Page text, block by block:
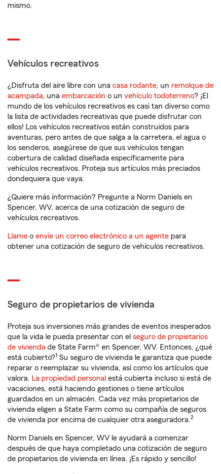
mismo.
Vehículos recreativos
¿Disfruta del aire libre con una casa rodante, un remolque de
acampada, una embarcación o un vehículo todoterreno? ¡El
mundo de los vehículos recreativos es casi tan diverso como
la lista de actividades recreativas que puede disfrutar con
ellos! Los vehículos recreativos están construidos para
aventuras, pero antes de que salga a la carretera, el agua o
los senderos, asegúrese de que sus vehículos tengan
cobertura de calidad diseñada específicamente para
vehículos recreativos. Proteja sus artículos más preciados
dondequiera que vaya.
¿Quiere más información? Pregunte a Norm Daniels en
Spencer, WV, acerca de una cotización de seguro de
vehículos recreativos.
Llame o envíe un correo electrónico a un agente para
obtener una cotización de seguro de vehículos recreativos.
Seguro de propietarios de vivienda
Proteja sus inversiones más grandes de eventos inesperados
que la vida le pueda presentar con el seguro de propietarios
de vivienda de State Farm® en Spencer, WV. Entonces, ¿qué
está cubierto?1 Su seguro de vivienda le garantiza que puede
reparar o reemplazar su vivienda, así como los artículos que
valora. La propiedad personal está cubierta incluso si está de
vacaciones, está haciendo gestiones o tiene artículos
guardados en un almacén. Cada vez más propietarios de
vivienda eligen a State Farm como su compañía de seguros
de vivienda por encima de cualquier otra aseguradora.2
Norm Daniels en Spencer, WV le ayudará a comenzar
después de que haya completado una cotización de seguro
de propietarios de vivienda en línea. ¡Es rápido y sencillo!